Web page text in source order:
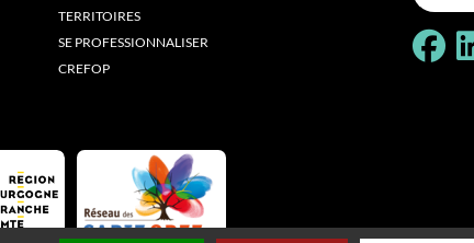
TERRITOIRES
SE PROFESSIONNALISER
CREFOP